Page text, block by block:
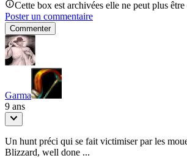
Cette box est archivées elle ne peut plus être
Poster un commentaire
Commenter
Garma
9 ans
Un hunt préci qui se fait victimiser par les
Blizzard, well done ...